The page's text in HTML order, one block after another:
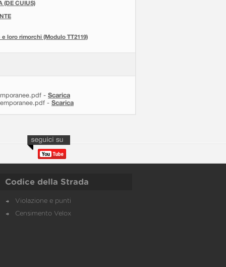
(DE CUIUS)
loro rimorchi (Modulo TT2119)
- Scarica
- Scarica
Codice della Strada
Violazione e punti
Censimento Velox